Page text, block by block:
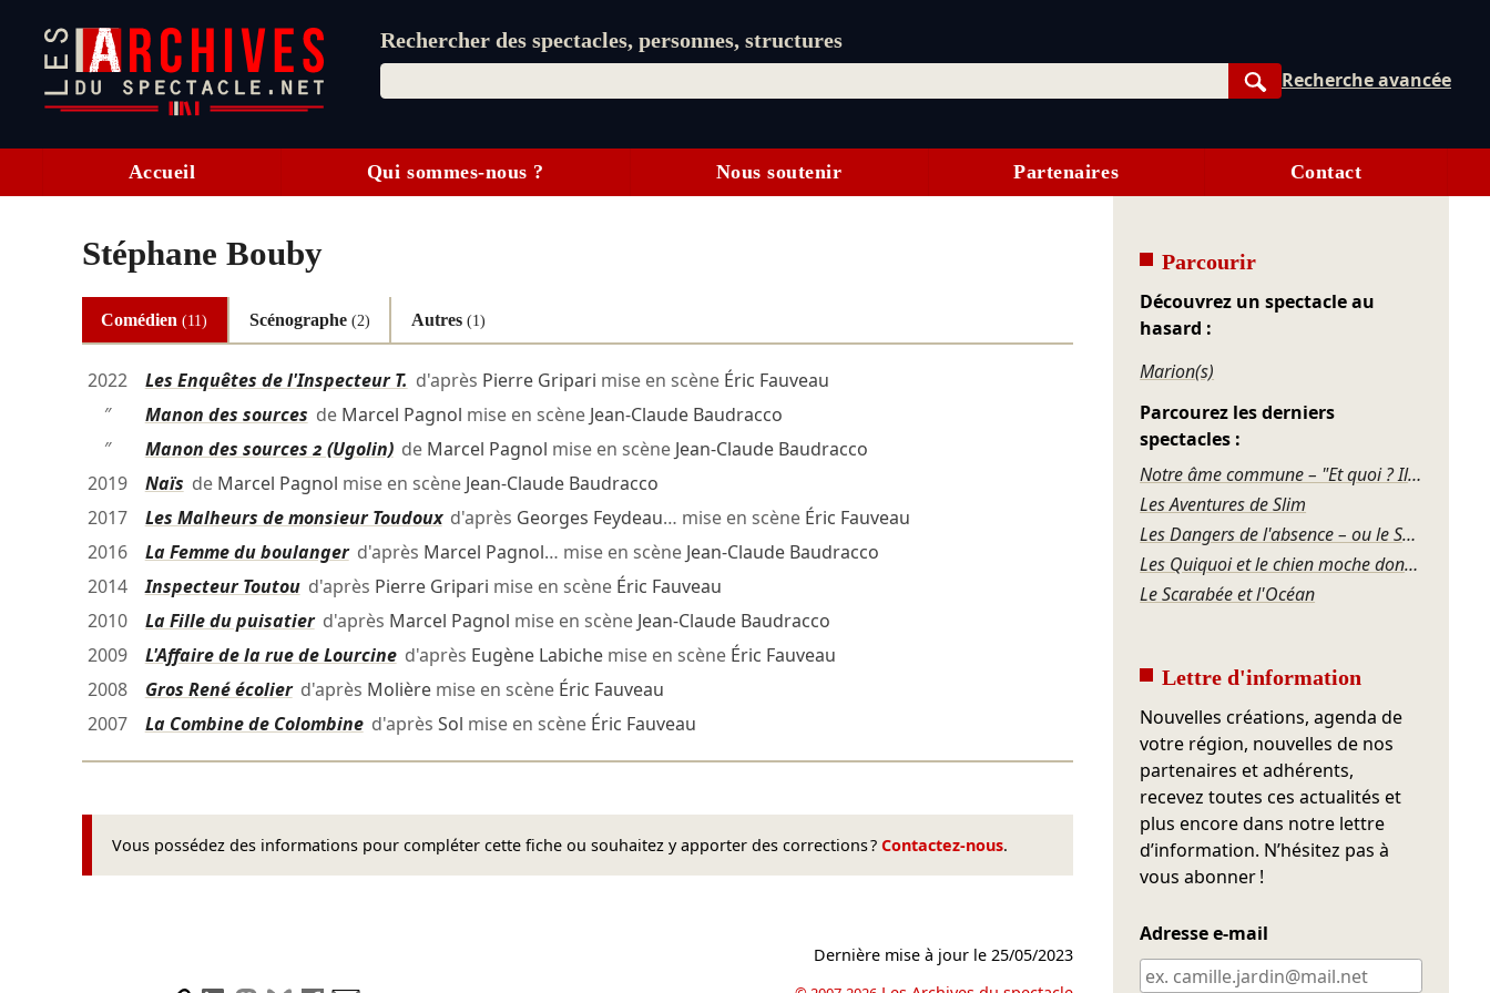
Rechercher des spectacles, personnes, structures
Rechercher
Recherche avancée
Accueil Qui sommes-nous ? Nous soutenir Partenaires Contact
Stéphane Bouby
Comédien(11) Scénographe (2) Autres(1)
2022 Les Enquêtes de l'Inspecteur T. d'après Pierre Gripari mise en scène Éric Fauveau
″
Manon des sources de Marcel Pagnol mise en scène Jean-Claude Baudracco
″
Manon des sources 2 (Ugolin)de Marcel Pagnol mise en scène Jean-Claude Baudracco
2019
Naïs de Marcel Pagnol mise en scène Jean-Claude Baudracco
2017
Les Malheurs de monsieur Toudouxd'après Georges Feydeau… mise en scène Éric Fauveau
2016
La Femme du boulangerd'après Marcel Pagnol… mise en scène Jean-Claude Baudracco
2014
Inspecteur Toutoud'après Pierre Gripari mise en scène Éric Fauveau
2010
La Fille du puisatierd'après Marcel Pagnol mise en scène Jean-Claude Baudracco
2009
L'Affaire de la rue de Lourcined'après Eugène Labichemise en scène Éric Fauveau
2008
Gros René écolierd'après Molièremise en scène Éric Fauveau
2007
La Combine de Colombined'après Sol mise en scène Éric Fauveau
Vous possédez des informations pour compléter cette fiche ou souhaitez y apporter des corrections ? Contactez-nous.
Dernière mise à jour le25/05/2023
Parcourir
Découvrez un spectacle au
hasard :
Marion(s)
Parcourez les derniers
spectacles :
Notre âme commune – "Et quoi ? Il faut bien vivre !"
Les Aventures de Slim
Les Dangers de l'absence – ou le Souper de famille
Les Quiquoi et le chien moche dont personne ne veut
Le Scarabée et l'Océan
Lettre d'information
Nouvelles créations, agenda de
votre région, nouvelles de nos
partenaires et adhérents,
recevez toutes ces actualités et
plus encore dans notre lettre
d’information. N’hésitez pas à
vous abonner !
Adresse e-mail